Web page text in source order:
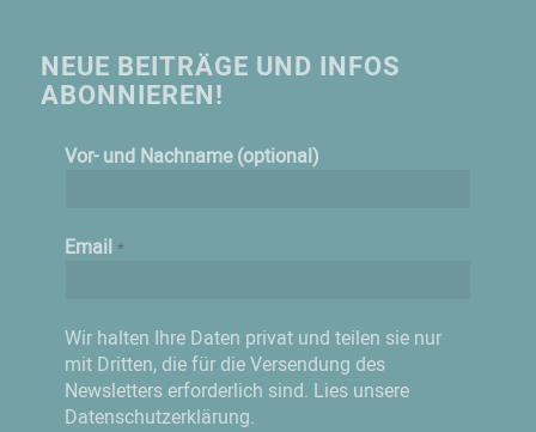
NEUE BEITRÄGE UND INFOS
ABONNIEREN!
Vor- und Nachname (optional)
Email *
Wir halten Ihre Daten privat und teilen sie nur
mit Dritten, die für die Versendung des
Newsletters erforderlich sind. Lies unsere
Datenschutzerklärung.